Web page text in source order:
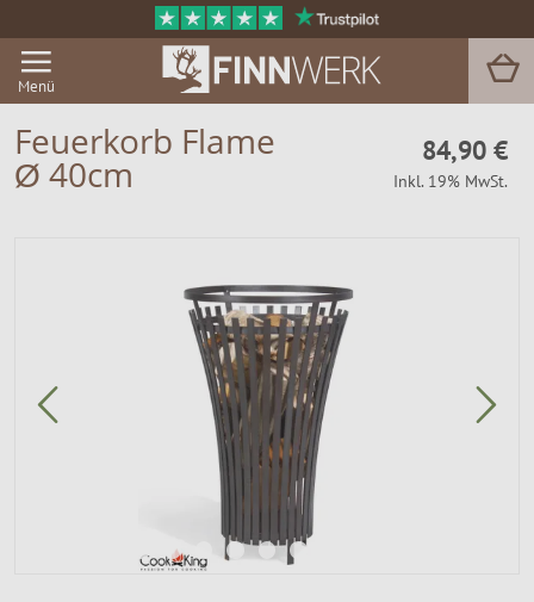
Menü
Grill & BBQ
Service
Feuerkorb Flame
Ø 40cm
84,90 €
Inkl. 19% MwSt.